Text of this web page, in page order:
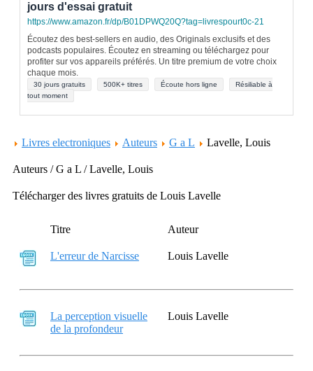
jours d'essai gratuit
https://www.amazon.fr/dp/B01DPWQ20Q?tag=livrespourt0c-21
Écoutez des best-sellers en audio, des Originals exclusifs et des
podcasts populaires. Écoutez en streaming ou téléchargez pour
profiter sur vos appareils préférés. Un titre premium de votre choix
chaque mois.
30 jours gratuits 500K+ titres Écoute hors ligne
Résiliable à
tout moment
Livres electroniques Auteurs G a L Lavelle, Louis
Auteurs / G a L / Lavelle, Louis
Télécharger des livres gratuits de Louis Lavelle
Titre Auteur
L'erreur de Narcisse Louis Lavelle
La perception visuelle
de la profondeur
Louis Lavelle